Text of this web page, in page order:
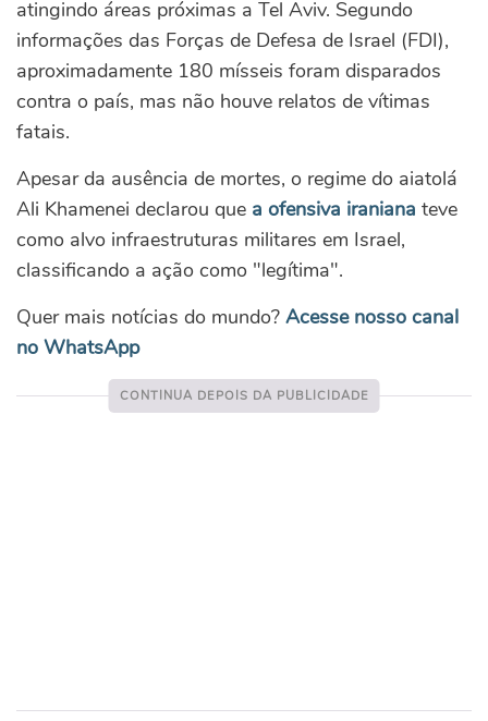
atingindo áreas próximas a Tel Aviv. Segundo
informações das Forças de Defesa de Israel (FDI),
aproximadamente 180 mísseis foram disparados
contra o país, mas não houve relatos de vítimas
fatais.
Apesar da ausência de mortes, o regime do aiatolá
Ali Khamenei declarou que a ofensiva iraniana teve
como alvo infraestruturas militares em Israel,
classificando a ação como "legítima".
Quer mais notícias do mundo? Acesse nosso canal
no WhatsApp